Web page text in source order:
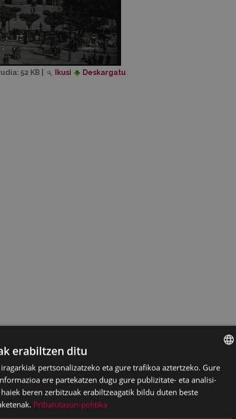
52 KB Ikusi Deskargatu
BASQUE
SPANISH
erabiltzen ditu
pertsonalizatzeko eta gure trafikoa aztertzeko. Gure
ere partekatzen dugu gure publizitate- eta analisi-
beren zerbitzuak erabiltzeagatik bildu duten beste
Pribatutasun-politika